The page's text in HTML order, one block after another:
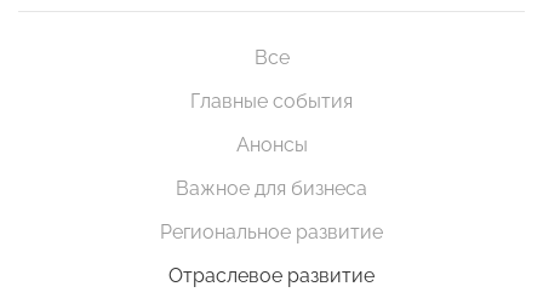
Все
Главные события
Анонсы
Важное для бизнеса
Региональное развитие
Отраслевое развитие